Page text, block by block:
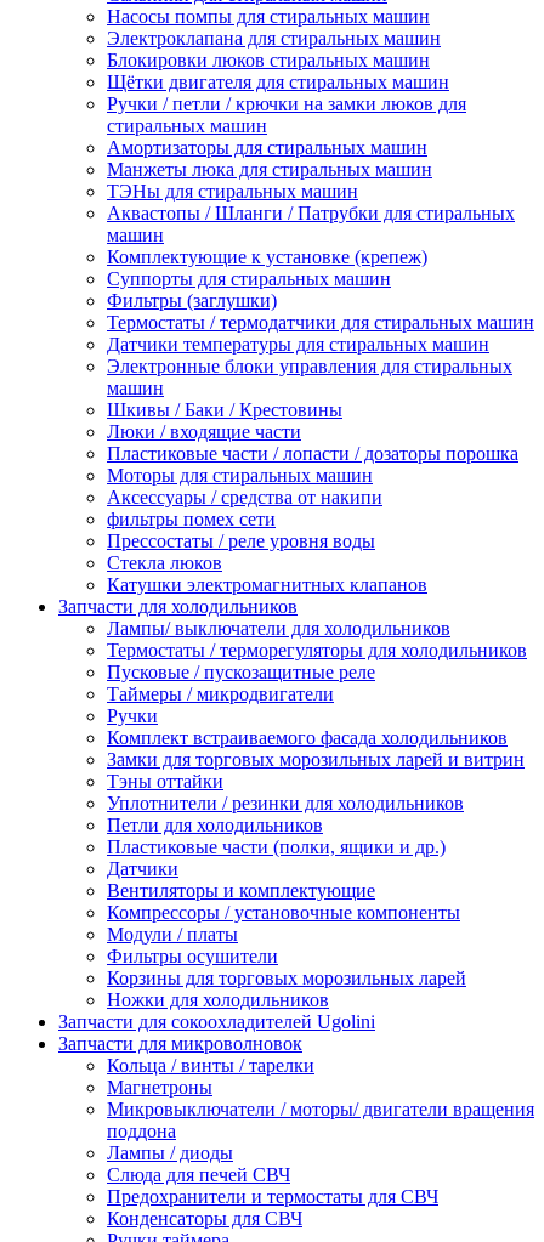
Насосы помпы для стиральных машин
Электроклапана для стиральных машин
Блокировки люков стиральных машин
Щётки двигателя для стиральных машин
Ручки / петли / крючки на замки люков для
стиральных машин
Амортизаторы для стиральных машин
Манжеты люка для стиральных машин
ТЭНы для стиральных машин
Аквастопы / Шланги / Патрубки для стиральных
машин
Комплектующие к установке (крепеж)
Суппорты для стиральных машин
Фильтры (заглушки)
Термостаты / термодатчики для стиральных машин
Датчики температуры для стиральных машин
Электронные блоки управления для стиральных
машин
Шкивы / Баки / Крестовины
Люки / входящие части
Пластиковые части / лопасти / дозаторы порошка
Моторы для стиральных машин
Аксессуары / средства от накипи
фильтры помех сети
Прессостаты / реле уровня воды
Стекла люков
Катушки электромагнитных клапанов
Запчасти для холодильников
Лампы/ выключатели для холодильников
Термостаты / терморегуляторы для холодильников
Пусковые / пускозащитные реле
Таймеры / микродвигатели
Ручки
Комплект встраиваемого фасада холодильников
Замки для торговых морозильных ларей и витрин
Тэны оттайки
Уплотнители / резинки для холодильников
Петли для холодильников
Пластиковые части (полки, ящики и др.)
Датчики
Вентиляторы и комплектующие
Компрессоры / установочные компоненты
Модули / платы
Фильтры осушители
Корзины для торговых морозильных ларей
Ножки для холодильников
Запчасти для сокоохладителей Ugolini
Запчасти для микроволновок
Кольца / винты / тарелки
Магнетроны
Микровыключатели / моторы/ двигатели вращения
поддона
Лампы / диоды
Слюда для печей СВЧ
Предохранители и термостаты для СВЧ
Конденсаторы для СВЧ